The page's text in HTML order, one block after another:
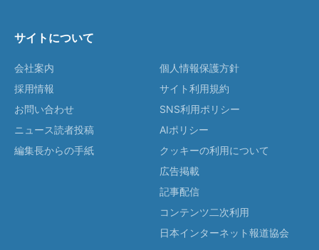
サイトについて
会社案内
採用情報
お問い合わせ
ニュース読者投稿
編集長からの手紙
個人情報保護方針
サイト利用規約
SNS利用ポリシー
AIポリシー
クッキーの利用について
広告掲載
記事配信
コンテンツ二次利用
日本インターネット報道協会